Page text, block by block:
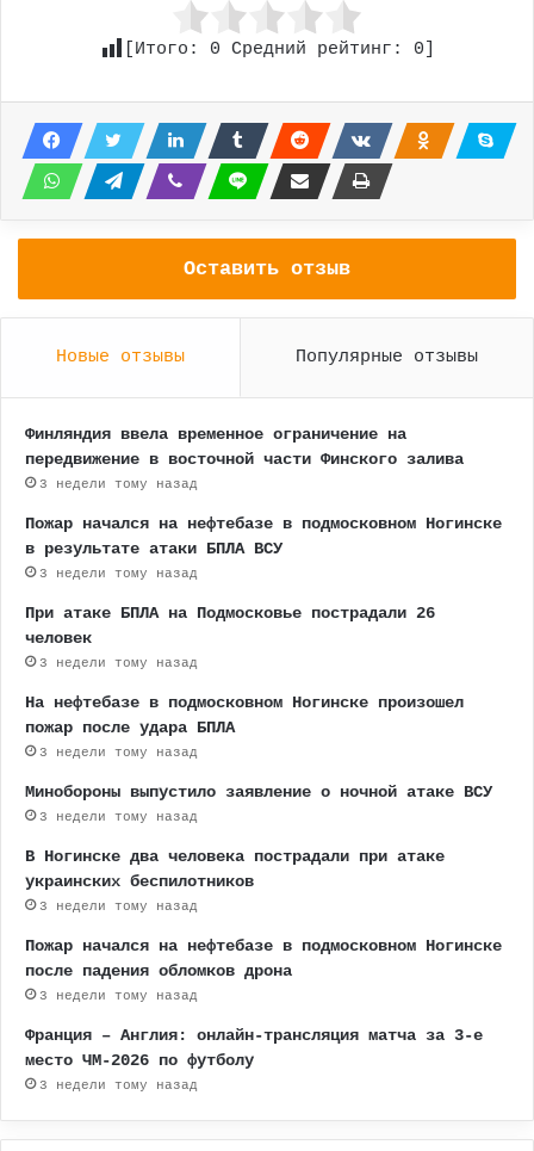
[Итого: 0 Средний рейтинг: 0
Оставить отзыв
Новые отзывы Популярные отзывы
Финляндия ввела временное ограничение на
передвижение в восточной части Финского залива
3 недели тому назад
Пожар начался на нефтебазе в подмосковном Ногинске
в результате атаки БПЛА ВСУ
3 недели тому назад
При атаке БПЛА на Подмосковье пострадали 26
человек
3 недели тому назад
На нефтебазе в подмосковном Ногинске произошел
пожар после удара БПЛА
3 недели тому назад
Минобороны выпустило заявление о ночной атаке ВСУ
3 недели тому назад
В Ногинске два человека пострадали при атаке
украинских беспилотников
3 недели тому назад
Пожар начался на нефтебазе в подмосковном Ногинске
после падения обломков дрона
3 недели тому назад
Франция – Англия: онлайн-трансляция матча за 3-е
место ЧМ-2026 по футболу
3 недели тому назад